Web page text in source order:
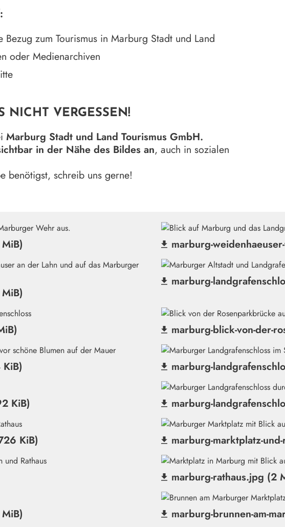
zum Tourismus in Marburg Stadt und Land
oder Medienarchiven
NICHT VERGESSEN!
Marburg Stadt und Land Tourismus GmbH.
in der Nähe des Bildes an, auch in sozialen
benötigst, schreib uns gerne!
marburg-
(Datei herunterladen)
marburg-
(Datei herunterladen)
marburg-blick-von-der-
(Datei herunterladen)
marburg-
(Datei herunterladen)
KiB) marburg-
(Datei herunterladen)
KiB) marburg-marktplatz-
(Datei herunterladen)
marburg-rathaus.jpg (2
(Datei herunterladen)
marburg-brunnen-am-
(Datei herunterladen)